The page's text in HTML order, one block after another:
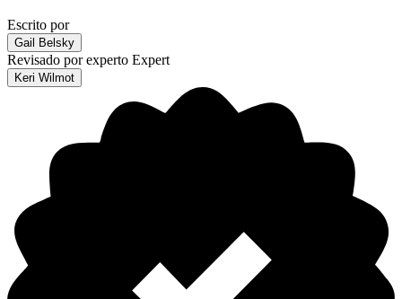
Escrito por
Gail Belsky
Revisado por experto Expert
Keri Wilmot